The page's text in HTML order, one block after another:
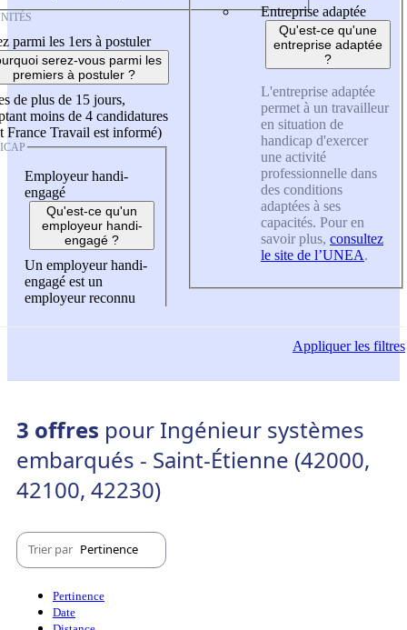
parmi les 1ers à postuler
serez-vous parmi les
premiers à postuler ?
de plus de 15 jours,
moins de 4 candidatures
France Travail est informé)
Employeur handi-
engagé
Qu'est-ce qu'un
employeur handi-
engagé ?
Un employeur handi-
engagé est un
employeur reconnu
Entreprise adaptée
Qu'est-ce qu'une
entreprise adaptée
?
L'entreprise adaptée
permet à un travailleur
en situation de
handicap d'exercer
une activité
professionnelle dans
des conditions
adaptées à ses
capacités. Pour en
savoir plus, consultez
le site de l’UNEA.
Appliquerles filtres
3 offres pour Ingénieur systèmes
embarqués - Saint-Étienne (42000,
42100, 42230)
Trier par Pertinence
Pertinence
Date